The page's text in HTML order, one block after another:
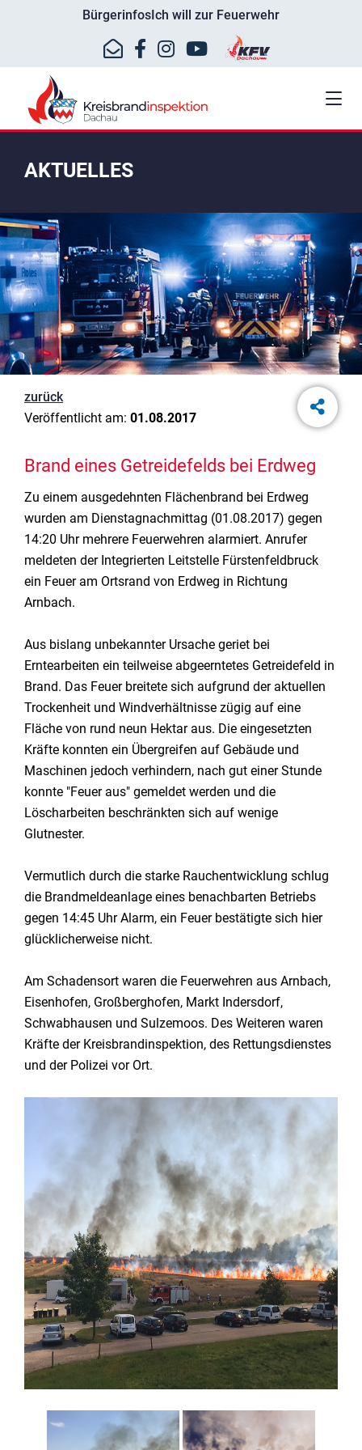
BürgerinfosIch will zur Feuerwehr
AKTUELLES
zurück
Veröffentlicht am: 01.08.2017
Brand eines Getreidefelds bei Erdweg
Zu einem ausgedehnten Flächenbrand bei Erdweg
wurden am Dienstagnachmittag (01.08.2017) gegen
14:20 Uhr mehrere Feuerwehren alarmiert. Anrufer
meldeten der Integrierten Leitstelle Fürstenfeldbruck
ein Feuer am Ortsrand von Erdweg in Richtung
Arnbach.
Aus bislang unbekannter Ursache geriet bei
Erntearbeiten ein teilweise abgeerntetes Getreidefeld in
Brand. Das Feuer breitete sich aufgrund der aktuellen
Trockenheit und Windverhältnisse zügig auf eine
Fläche von rund neun Hektar aus. Die eingesetzten
Kräfte konnten ein Übergreifen auf Gebäude und
Maschinen jedoch verhindern, nach gut einer Stunde
konnte "Feuer aus" gemeldet werden und die
Löscharbeiten beschränkten sich auf wenige
Glutnester.
Vermutlich durch die starke Rauchentwicklung schlug
die Brandmeldeanlage eines benachbarten Betriebs
gegen 14:45 Uhr Alarm, ein Feuer bestätigte sich hier
glücklicherweise nicht.
Am Schadensort waren die Feuerwehren aus Arnbach,
Eisenhofen, Großberghofen, Markt Indersdorf,
Schwabhausen und Sulzemoos. Des Weiteren waren
Kräfte der Kreisbrandinspektion, des Rettungsdienstes
und der Polizei vor Ort.